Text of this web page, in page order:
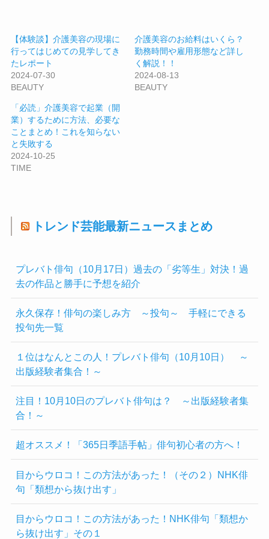
【体験談】介護美容の現場に
行ってはじめての見学してき
たレポート
2024-07-30
BEAUTY
介護美容のお給料はいくら？
勤務時間や雇用形態など詳し
く解説！！
2024-08-13
BEAUTY
「必読」介護美容で起業（開
業）するために方法、必要な
ことまとめ！これを知らない
と失敗する
2024-10-25
TIME
トレンド芸能最新ニュースまとめ
プレバト俳句（10月17日）過去の「劣等生」対決！過
去の作品と勝手に予想を紹介
永久保存！俳句の楽しみ方 ～投句～ 手軽にできる
投句先一覧
１位はなんとこの人！プレバト俳句（10月10日） ～
出版経験者集合！～
注目！10月10日のプレバト俳句は？ ～出版経験者集
合！～
超オススメ！「365日季語手帖」俳句初心者の方へ！
目からウロコ！この方法があった！（その２）NHK俳
句「類想から抜け出す」
目からウロコ！この方法があった！NHK俳句「類想か
ら抜け出す」その１